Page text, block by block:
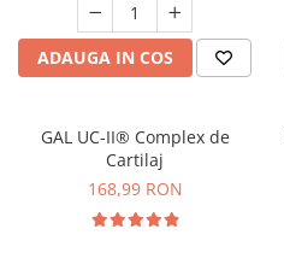
Geluri de duș
Scruburi
Protecție Solară
Creme SPF corp
Uleiuri bronzare
L-Carnitina
L-Glutamina
Maca
Miere de Manuka
ADAUGA IN COS
GAL UC-II® Complex de
Cartilaj
168,99 RON